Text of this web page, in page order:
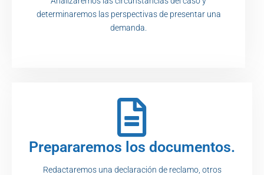
determinaremos las perspectivas de presentar una
demanda.
Prepararemos los documentos.
Redactaremos una declaración de reclamo, otros